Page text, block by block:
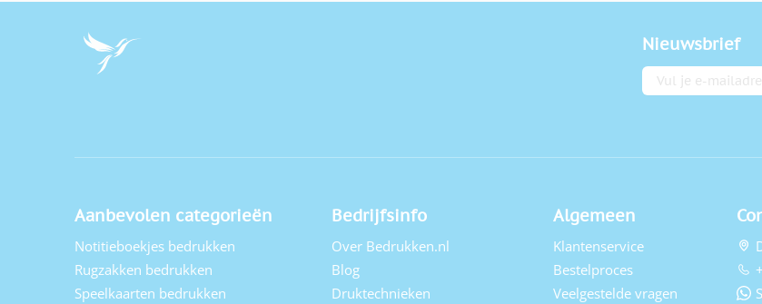
Nieuwsbrief
E-mailadres
Aanbevolen categorieën
Notitieboekjes bedrukken
Rugzakken bedrukken
Speelkaarten bedrukken
Bedrijfsinfo
Over Bedrukken.nl
Blog
Druktechnieken
Algemeen
Klantenservice
Bestelproces
Veelgestelde vragen